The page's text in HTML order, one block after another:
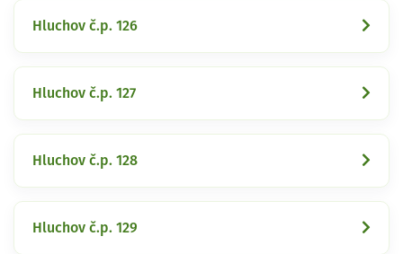
Hluchov č.p. 126
Hluchov č.p. 127
Hluchov č.p. 128
Hluchov č.p. 129